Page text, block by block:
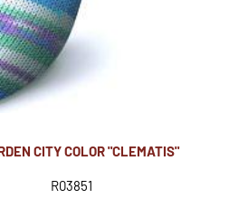
CITY COLOR "CLEMATIS"
R03851